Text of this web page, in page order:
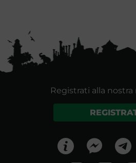
Registrati alla